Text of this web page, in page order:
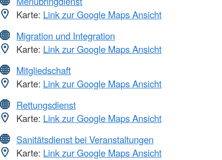
Karte: Link zur Google Maps Ansicht
Migration und Integration
Karte: Link zur Google Maps Ansicht
Mitgliedschaft
Karte: Link zur Google Maps Ansicht
Rettungsdienst
Karte: Link zur Google Maps Ansicht
Sanitätsdienst bei Veranstaltungen
Karte: Link zur Google Maps Ansicht